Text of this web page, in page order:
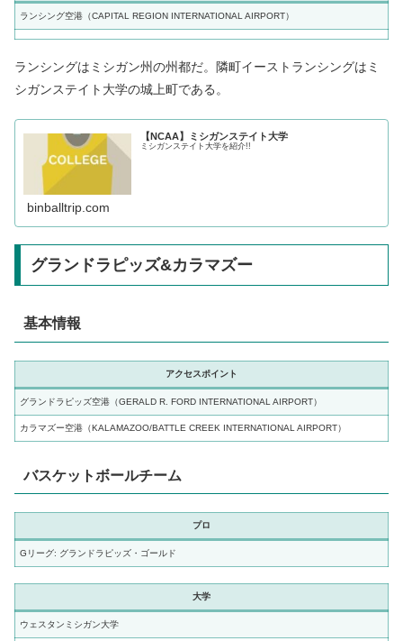
ランシング空港（CAPITAL REGION INTERNATIONAL AIRPORT）
ランシングはミシガン州の州都だ。隣町イーストランシングはミ
シガンステイト大学の城上町である。
【NCAA】ミシガンステイト大学
ミシガンステイト大学を紹介!!
binballtrip.com
グランドラピッズ&カラマズー
基本情報
アクセスポイント
グランドラピッズ空港（GERALD R. FORD INTERNATIONAL AIRPORT）
カラマズー空港（KALAMAZOO/BATTLE CREEK INTERNATIONAL AIRPORT）
バスケットボールチーム
プロ
Gリーグ: グランドラピッズ・ゴールド
大学
ウェスタンミシガン大学